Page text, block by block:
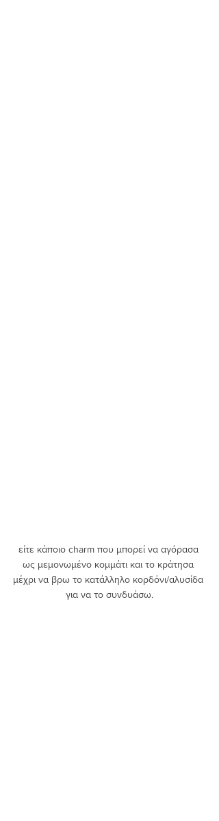
είτε κάποιο charm που μπορεί να αγόρασα
ως μεμονωμένο κομμάτι και το κράτησα
μέχρι να βρω το κατάλληλο κορδόνι/αλυσίδα
για να το συνδυάσω.